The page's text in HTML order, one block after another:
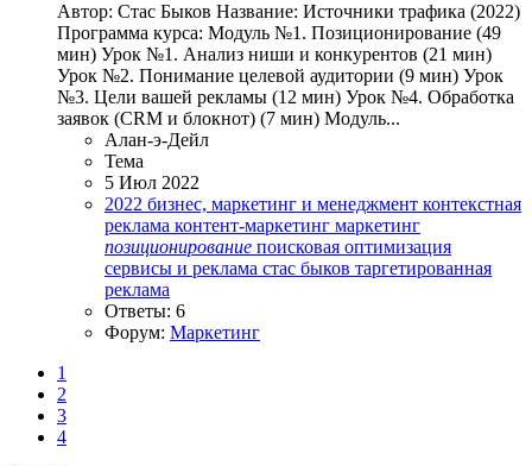
Автор: Стас Быков Название: Источники трафика (2022)
Программа курса: Модуль №1. Позиционирование (49
мин) Урок №1. Анализ ниши и конкурентов (21 мин)
Урок №2. Понимание целевой аудитории (9 мин) Урок
№3. Цели вашей рекламы (12 мин) Урок №4. Обработка
заявок (CRM и блокнот) (7 мин) Модуль...
Алан-э-Дейл
Тема
5 Июл 2022
2022 бизнес, маркетинг и менеджмент контекстная
реклама контент-маркетинг маркетинг
позиционирование поисковая оптимизация
сервисы и реклама стас быков таргетированная
реклама
Ответы: 6
Форум: Маркетинг
1
2
3
4